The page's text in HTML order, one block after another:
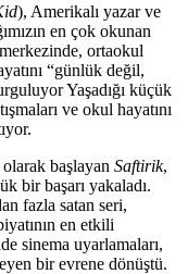
), Amerikalı yazar ve
en çok okunan
ortaokul
“günlük değil,
Yaşadığı küçük
ve okul hayatını
başlayan Saftirik,
bir başarı yakaladı.
fazla satan seri,
en etkili
sinema uyarlamaları,
bir evrene dönüştü.